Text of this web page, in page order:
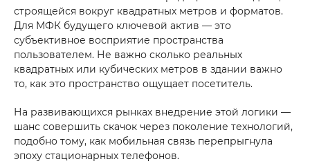
строящейся вокруг квадратных метров и форматов.
Для МФК будущего ключевой актив — это
субъективное восприятие пространства
пользователем. Не важно сколько реальных
квадратных или кубических метров в здании важно
то, как это пространство ощущает посетитель.
На развивающихся рынках внедрение этой логики —
шанс совершить скачок через поколение технологий,
подобно тому, как мобильная связь перепрыгнула
эпоху стационарных телефонов.